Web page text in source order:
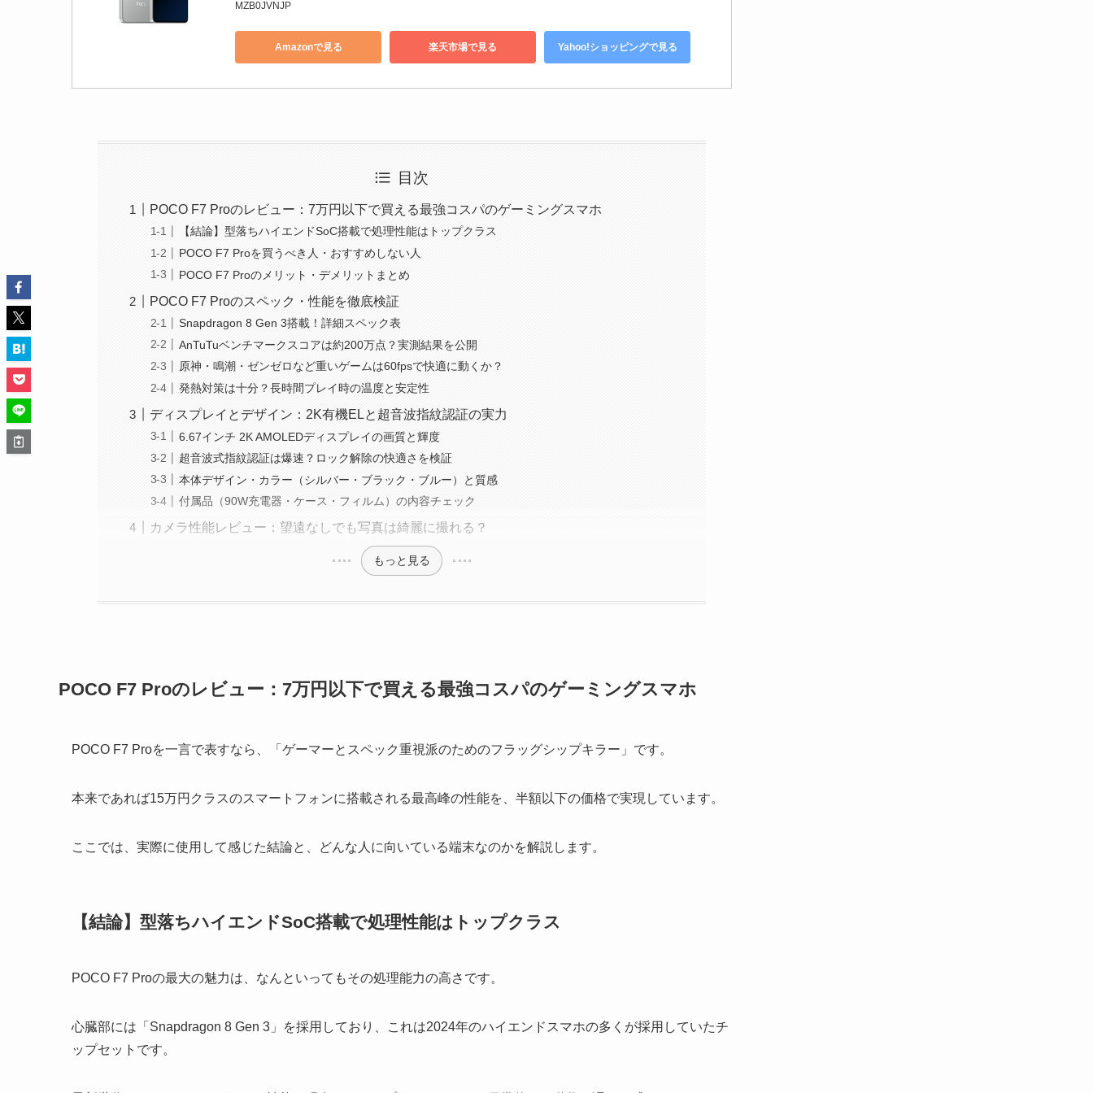
MZB0JVNJP
Amazonで見る 楽天市場で見る Yahoo!ショッピングで見る
目次
POCO F7 Proのレビュー：7万円以下で買える最強コスパのゲーミングスマホ
【結論】型落ちハイエンドSoC搭載で処理性能はトップクラス
POCO F7 Proを買うべき人・おすすめしない人
POCO F7 Proのメリット・デメリットまとめ
POCO F7 Proのスペック・性能を徹底検証
Snapdragon 8 Gen 3搭載！詳細スペック表
AnTuTuベンチマークスコアは約200万点？実測結果を公開
原神・鳴潮・ゼンゼロなど重いゲームは60fpsで快適に動くか？
発熱対策は十分？長時間プレイ時の温度と安定性
ディスプレイとデザイン：2K有機ELと超音波指紋認証の実力
6.67インチ 2K AMOLEDディスプレイの画質と輝度
超音波式指紋認証は爆速？ロック解除の快適さを検証
本体デザイン・カラー（シルバー・ブラック・ブルー）と質感
付属品（90W充電器・ケース・フィルム）の内容チェック
カメラ性能レビュー：望遠なしでも写真は綺麗に撮れる？
もっと見る
POCO F7 Proのレビュー：7万円以下で買える最強コスパのゲーミングスマホ
POCO F7 Proを一言で表すなら、「ゲーマーとスペック重視派のためのフラッグシップキラー」です。
本来であれば15万円クラスのスマートフォンに搭載される最高峰の性能を、半額以下の価格で実現しています。
ここでは、実際に使用して感じた結論と、どんな人に向いている端末なのかを解説します。
【結論】型落ちハイエンドSoC搭載で処理性能はトップクラス
POCO F7 Proの最大の魅力は、なんといってもその処理能力の高さです。
心臓部には「Snapdragon 8 Gen 3」を採用しており、これは2024年のハイエンドスマホの多くが採用していたチ
ップセットです。